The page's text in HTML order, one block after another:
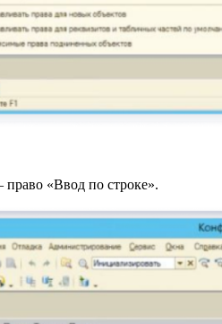
«Ввод по строке».